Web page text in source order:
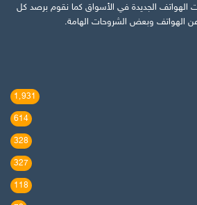
الهواتف الجديدة في الأسواق كما نقوم برصد كل
عن الهواتف وبعض الشروحات الهامة.
1٬931
614
328
327
118